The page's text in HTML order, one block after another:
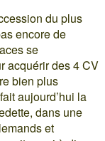
du plus
encore de
se
acquérir des 4 CV
bien plus
aujourd’hui la
dans une
et